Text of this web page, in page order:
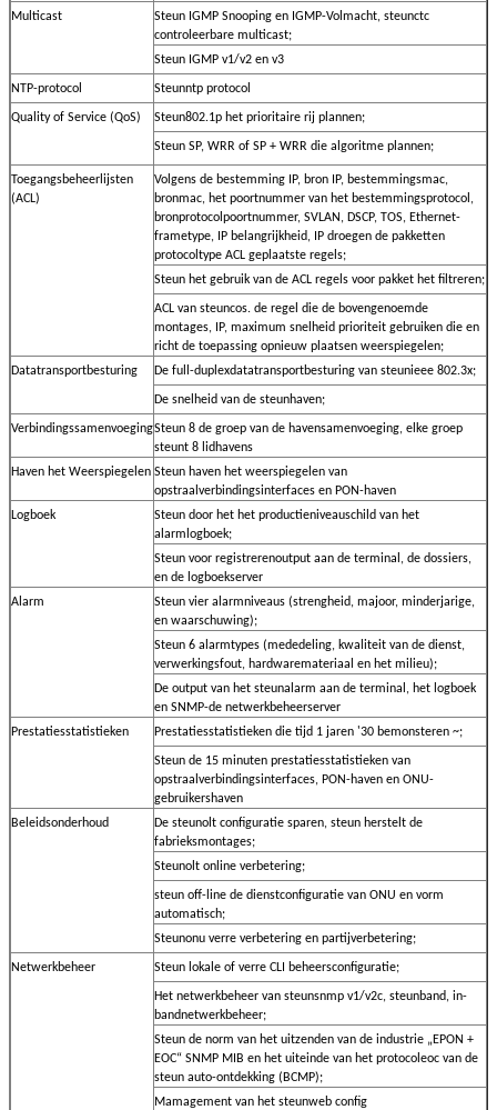
Multicast
Steun IGMP Snooping en IGMP-Volmacht, steunctc
controleerbare multicast;
Steun IGMP v1/v2 en v3
NTP-protocol Steunntp protocol
Quality of Service (QoS) Steun802.1p het prioritaire rij plannen;
Steun SP, WRR of SP + WRR die algoritme plannen;
Toegangsbeheerlijsten
(ACL)
Volgens de bestemming IP, bron IP, bestemmingsmac,
bronmac, het poortnummer van het bestemmingsprotocol,
bronprotocolpoortnummer, SVLAN, DSCP, TOS, Ethernet-
frametype, IP belangrijkheid, IP droegen de pakketten
protocoltype ACL geplaatste regels;
Steun het gebruik van de ACL regels voor pakket het filtreren;
ACL van steuncos. de regel die de bovengenoemde
montages, IP, maximum snelheid prioriteit gebruiken die en
richt de toepassing opnieuw plaatsen weerspiegelen;
Datatransportbesturing
De full-duplexdatatransportbesturing van steunieee 802.3x;
De snelheid van de steunhaven;
VerbindingssamenvoegingSteun 8 de groep van de havensamenvoeging, elke groep
steunt 8 lidhavens
Haven het Weerspiegelen Steun haven het weerspiegelen van
opstraalverbindingsinterfaces en PON-haven
Logboek
Steun door het het productieniveauschild van het
alarmlogboek;
Steun voor registrerenoutput aan de terminal, de dossiers,
en de logboekserver
Alarm
Steun vier alarmniveaus (strengheid, majoor, minderjarige,
en waarschuwing);
Steun 6 alarmtypes (mededeling, kwaliteit van de dienst,
verwerkingsfout, hardwaremateriaal en het milieu);
De output van het steunalarm aan de terminal, het logboek
en SNMP-de netwerkbeheerserver
Prestatiesstatistieken
Prestatiesstatistieken die tijd 1 jaren '30 bemonsteren ~;
Steun de 15 minuten prestatiesstatistieken van
opstraalverbindingsinterfaces, PON-haven en ONU-
gebruikershaven
Beleidsonderhoud
De steunolt configuratie sparen, steun herstelt de
fabrieksmontages;
Steunolt online verbetering;
steun off-line de dienstconfiguratie van ONU en vorm
automatisch;
Steunonu verre verbetering en partijverbetering;
Netwerkbeheer Steun lokale of verre CLI beheersconfiguratie;
Het netwerkbeheer van steunsnmp v1/v2c, steunband, in-
bandnetwerkbeheer;
Steun de norm van het uitzenden van de industrie „EPON +
EOC“ SNMP MIB en het uiteinde van het protocoleoc van de
steun auto-ontdekking (BCMP);
Mamagement van het steunweb config